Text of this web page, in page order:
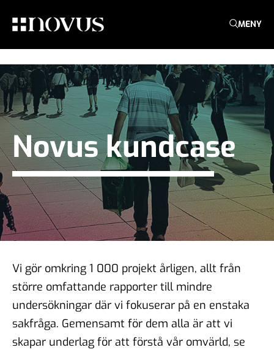
MENY
Novus kundcase
Vi gör omkring 1 000 projekt årligen, allt från
större omfattande rapporter till mindre
undersökningar där vi fokuserar på en enstaka
sakfråga. Gemensamt för dem alla är att vi
skapar underlag för att förstå vår omvärld, se